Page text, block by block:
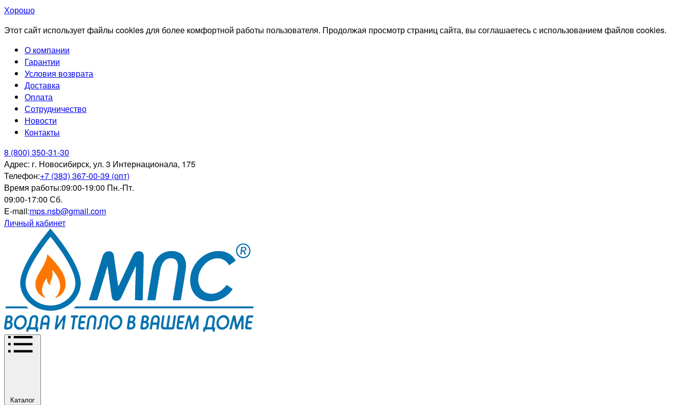
Хорошо
Этот сайт использует файлы cookies для более комфортной работы пользователя. Продолжая просмотр страниц сайта, вы соглашаетесь с использованием файлов cookies.
О компании
Гарантии
Условия возврата
Доставка
Оплата
Сотрудничество
Новости
Контакты
8 (800) 350-31-30
Адрес: г. Новосибирск, ул. 3 Интернационала, 175
Телефон:+7 (383) 367-00-39 (опт)
Время работы:09:00-19:00 Пн.-Пт.
09:00-17:00 Сб.
E-mail:mps.nsb@gmail.com
Личный кабинет
Каталог